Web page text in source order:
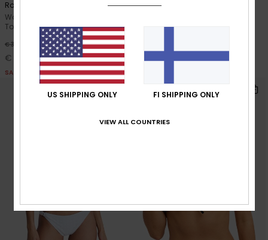
Roxy Island Tiki Tri
Women White Triangle Bikini
Top
€ 35,00 30%
€ 24,50
SALE
Roxy Island TS Classic
Bottoms
US SHIPPING ONLY FI SHIPPING ONLY
VIEW ALL COUNTRIES